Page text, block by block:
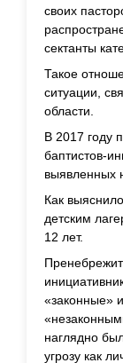
своих
сектанты
Такое
ситуации,
области.
В 2017 году
баптистов-
выявленных
Как
детским
12 лет.
«законные»
наглядно
угрозу как